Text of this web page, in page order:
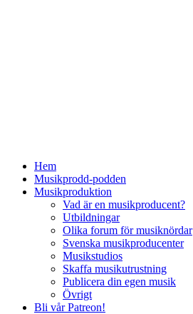
Hem
Musikprodd-podden
Musikproduktion
Vad är en musikproducent?
Utbildningar
Olika forum för musiknördar
Svenska musikproducenter
Musikstudios
Skaffa musikutrustning
Publicera din egen musik
Övrigt
Bli vår Patreon!